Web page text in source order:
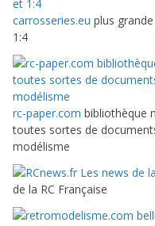
carrosseries.eu plus
1:4
rc-paper.com bibliothèque
toutes sortes de
modélisme
de la RC Française